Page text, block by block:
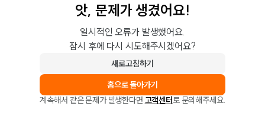
앗, 문제가 생겼어요!
일시적인 오류가 발생했어요.
잠시 후에 다시 시도해주시겠어요?
새로고침하기
홈으로 돌아가기
계속해서 같은 문제가 발생한다면 고객센터로 문의해주세요.